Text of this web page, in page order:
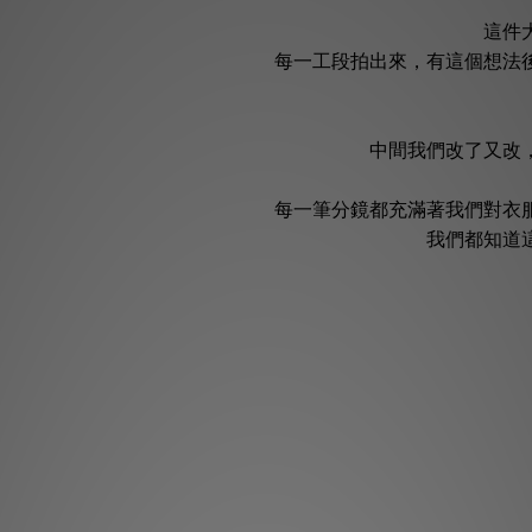
這件
每一工段拍出來，有這個想法
中間我們改了又改
每一筆分鏡都充滿著我們對衣
我們都知道